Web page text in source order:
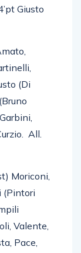
Giusto
(Di
All.
Moriconi,
(Pintori
Valente,
Pace,